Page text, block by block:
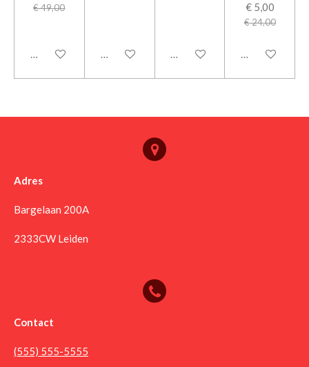
€ 49,00
Houd mij op de hoogteHoud mij op de hoogteHoud mij op de hoogte
€ 5,00
€ 24,00
Houd mij op
Adres
Bargelaan 200A
2333CW Leiden
Contact
(555) 555-5555